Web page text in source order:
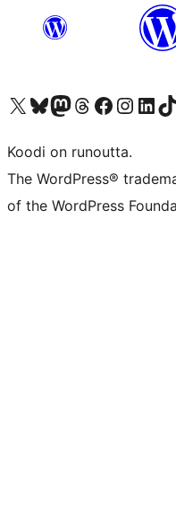
Visit our X (formerly Twitter) account
Visit our Bluesky account
Visit our Mastodon account
Visit our Threads account
Visit our Facebook page
Visit our Instagram
Visit ourVisit
Koodi on runoutta.
The WordPress®
of the WordPress